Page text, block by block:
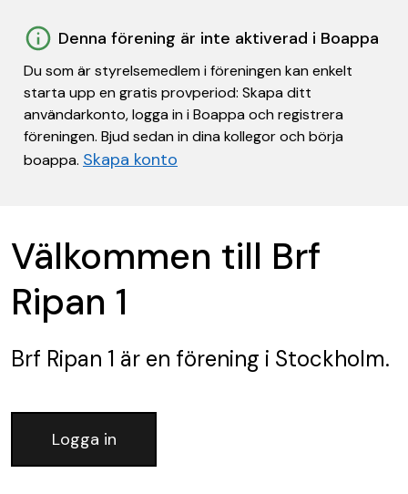
Denna förening är inte aktiverad i Boappa
Du som är styrelsemedlem i föreningen kan enkelt
starta upp en gratis provperiod: Skapa ditt
användarkonto, logga in i Boappa och registrera
föreningen. Bjud sedan in dina kollegor och börja
boappa. Skapa konto
Välkommen till Brf
Ripan 1
Brf Ripan 1 är en förening i Stockholm.
Logga in